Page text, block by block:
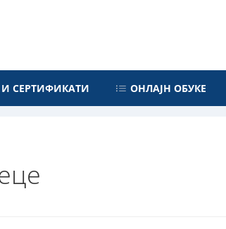
И СЕРТИФИКАТИ ОНЛАЈН ОБУКЕ